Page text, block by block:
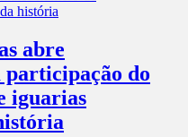
abre
do
iguarias